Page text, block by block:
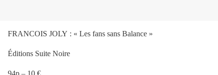
FRANCOIS JOLY : « Les fans sans Balance »
Éditions Suite Noire